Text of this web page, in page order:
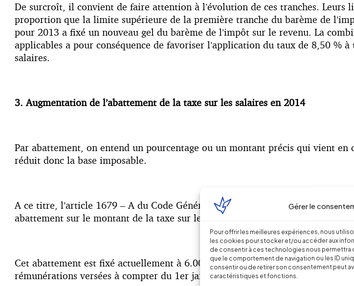
Gérer le
Pour offrir les meilleures expériences, nous
les cookies pour stocker et/ou accéder aux
de consentir à ces technologies nous permettra
que le comportement de navigation ou les ID
consentir ou de retirer son consentement peut
caractéristiques et fonctions.
De surcroît, il convient de faire attention à l’évolution de ces tranches. Leurs
proportion que la limite supérieure de la première tranche du barème de
pour 2013 a fixé un nouveau gel du barème de l’impôt sur le revenu. La
applicables a pour conséquence de favoriser l’application du taux de 8,50 %
salaires.
3. Augmentation de l’abattement de la taxe sur les salaires en 2014
Par abattement, on entend un pourcentage ou un montant précis qui vient
réduit donc la base imposable.
A ce titre, l’article 1679 – A du Code Général des Impôts dispose que les
abattement sur le montant de la taxe sur les salaires.
Cet abattement est fixé actuellement à 6.002 €. L’article 67 de la loi de
rémunérations versées à compter du 1er janvier 2014. Le montant de